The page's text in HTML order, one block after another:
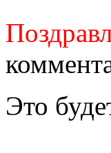
Поздрав
Это